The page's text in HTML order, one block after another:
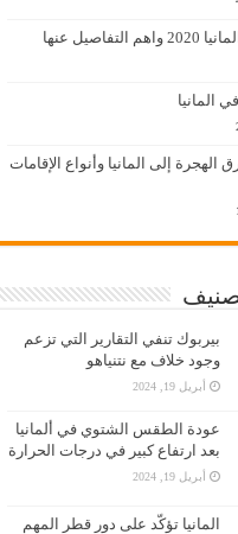
عنها
المانيا
إلى المانيا وأنواع الإقامات
1
بيربوك تنفي التقارير التي تزعم
وجود خلاف مع نتنياهو
أبريل 19, 2024
عودة الطقس الشتوي في ألمانيا
بعد ارتفاع كبير في درجات الحرارة
أبريل 19, 2024
المانيا تؤكّد على دور قطر المهم